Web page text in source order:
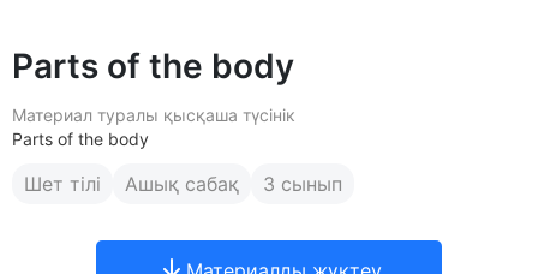
Parts of the body
Материал туралы қысқаша түсінік
Parts of the body
Шет тілі Ашық сабақ 3 сынып